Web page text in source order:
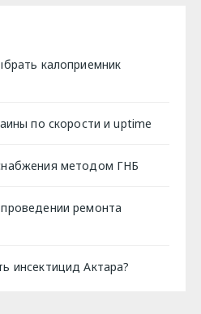
калоприемник
по скорости и uptime
методом ГНБ
ремонта
инсектицид Актара?